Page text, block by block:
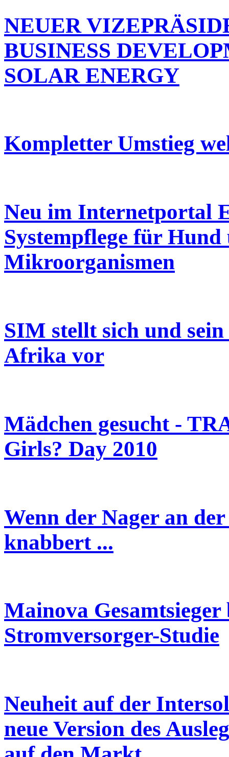
NEUER
BUSINESS
SOLAR ENERGY
Kompletter Umstieg
Neu im Internetportal
Systempflege für
Mikroorganismen
SIM stellt sich und
Afrika vor
Mädchen gesucht -
Girls? Day 2010
Wenn der Nager an
knabbert ...
Mainova
Stromversorger-Studie
Neuheit auf der
neue Version des